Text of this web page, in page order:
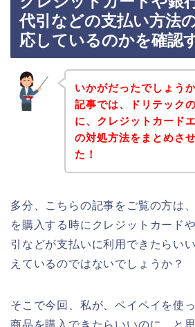
代引などの支払い方法
応しているのかを確認
いかがだったでしょう
記事では、ドリテック
に、クレジットカード
の対処方法をまとめさ
た！
多分、こちらの記事をご覧の方は
を購入する時にクレジットカード
引などが支払いに利用できたらい
えているのではないでしょうか？
そこで今回、私が、ペイペイを使
商品を購入できたらいいのに、と